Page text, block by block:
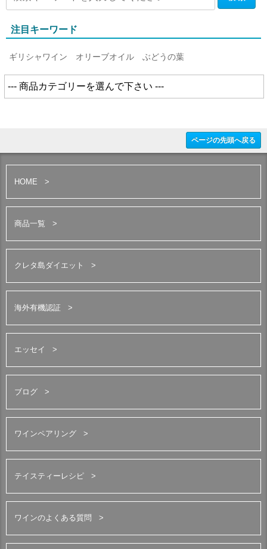
注目キーワード
ギリシャワイン オリーブオイル ぶどうの葉
ページの先頭へ戻る
HOME
商品一覧
クレタ島ダイエット
海外有機認証
エッセイ
ブログ
ワインペアリング
テイスティーレシピ
ワインのよくある質問